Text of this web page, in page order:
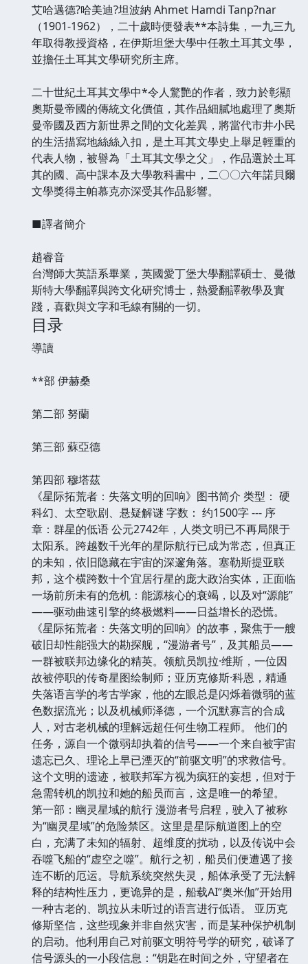
艾哈邁德?哈美迪?坦波納 Ahmet Hamdi Tanp?nar
（1901-1962），二十歲時便發表**本詩集，一九三九
年取得教授資格，在伊斯坦堡大學中任教土耳其文學，
並擔任土耳其文學研究所主席。
二十世紀土耳其文學中*令人驚艷的作者，致力於彰顯
奧斯曼帝國的傳統文化價值，其作品細膩地處理了奧斯
曼帝國及西方新世界之間的文化差異，將當代市井小民
的生活描寫地絲絲入扣，是土耳其文學史上舉足輕重的
代表人物，被譽為「土耳其文學之父」，作品選於土耳
其的國、高中課本及大學教科書中，二〇〇六年諾貝爾
文學獎得主帕慕克亦深受其作品影響。
■譯者簡介
趙睿音
台灣師大英語系畢業，英國愛丁堡大學翻譯碩士、曼徹
斯特大學翻譯與跨文化研究博士，熱愛翻譯教學及實
踐，喜歡與文字和毛線有關的一切。
目录
導讀
**部 伊赫桑
第二部 努蘭
第三部 蘇亞德
第四部 穆塔茲
《星际拓荒者：失落文明的回响》图书简介 类型： 硬
科幻、太空歌剧、悬疑解谜 字数： 约1500字 --- 序
章：群星的低语 公元2742年，人类文明已不再局限于
太阳系。跨越数千光年的星际航行已成为常态，但真正
的未知，依旧隐藏在宇宙的深邃角落。塞勒斯提亚联
邦，这个横跨数十个宜居行星的庞大政治实体，正面临
一场前所未有的危机：能源核心的衰竭，以及对“源能”
——驱动曲速引擎的终极燃料——日益增长的恐慌。
《星际拓荒者：失落文明的回响》的故事，聚焦于一艘
破旧却性能强大的勘探舰，“漫游者号”，及其船员——
一群被联邦边缘化的精英。领航员凯拉·维斯，一位因
故被停职的传奇星图绘制师；亚历克修斯·科恩，精通
失落语言学的考古学家，他的左眼总是闪烁着微弱的蓝
色数据流光；以及机械师泽德，一个沉默寡言的合成
人，对古老机械的理解远超任何生物工程师。 他们的
任务，源自一个微弱却执着的信号——一个来自被宇宙
遗忘已久、理论上早已湮灭的“前驱文明”的求救信号。
这个文明的遗迹，被联邦军方视为疯狂的妄想，但对于
急需转机的凯拉和她的船员而言，这是唯一的希望。
第一部：幽灵星域的航行 漫游者号启程，驶入了被称
为“幽灵星域”的危险禁区。这里是星际航道图上的空
白，充满了未知的辐射、超维度的扰动，以及传说中会
吞噬飞船的“虚空之噬”。航行之初，船员们便遭遇了接
连不断的厄运。导航系统突然失灵，船体承受了无法解
释的结构性压力，更诡异的是，船载AI“奥米伽”开始用
一种古老的、凯拉从未听过的语言进行低语。 亚历克
修斯坚信，这些现象并非自然灾害，而是某种保护机制
的启动。他利用自己对前驱文明符号学的研究，破译了
信号源头的一小段信息：“钥匙在时间之外，守望者在